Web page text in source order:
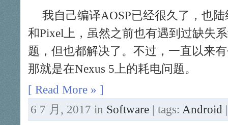
我自己编译AOSP已经很久了，也陆
和Pixel上，虽然之前也有遇到过缺失
题，但也都解决了。不过，一直以来
那就是在Nexus 5上的耗电问题。
[ Read More » ]
6 7 月, 2017 in Software | tags: Android